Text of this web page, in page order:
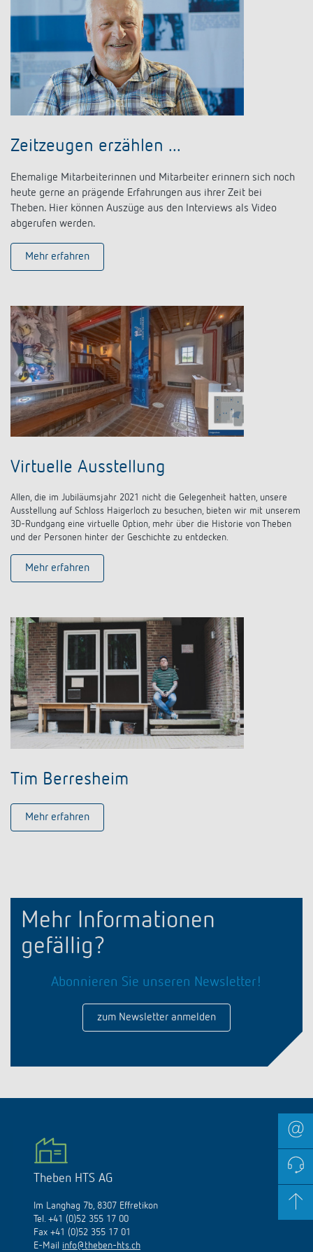
Zeitzeugen erzählen ...
Ehemalige Mitarbeiterinnen und Mitarbeiter erinnern sich noch
heute gerne an prägende Erfahrungen aus ihrer Zeit bei
Theben. Hier können Auszüge aus den Interviews als Video
abgerufen werden.
Mehr erfahren
Virtuelle Ausstellung
Allen, die im Jubiläumsjahr 2021 nicht die Gelegenheit hatten, unsere
Ausstellung auf Schloss Haigerloch zu besuchen, bieten wir mit unserem
3D-Rundgang eine virtuelle Option, mehr über die Historie von Theben
und der Personen hinter der Geschichte zu entdecken.
Mehr erfahren
Tim Berresheim
Mehr erfahren
Mehr Informationen
gefällig?
Abonnieren Sie unseren Newsletter!
zum Newsletter anmelden
Theben HTS AG
Im Langhag 7b, 8307 Effretikon
Tel. +41 (0)52 355 17 00
Fax +41 (0)52 355 17 01
E-Mail info@theben-hts.ch